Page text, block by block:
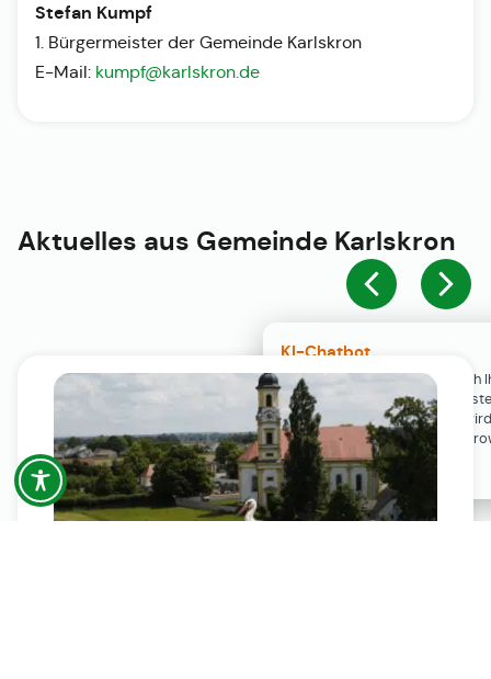
KI-Chatbot
Der KI-Chatbot steht erst nach
Einwilligung in den Cookie-
Verfügung. Der Chat-Verlauf
ausschließlich lokal in Ihrem
gespeichert.
Stefan Kumpf
1. Bürgermeister der Gemeinde Karlskron
E-Mail: kumpf@karlskron.de
Aktuelles aus Gemeinde Karlskron